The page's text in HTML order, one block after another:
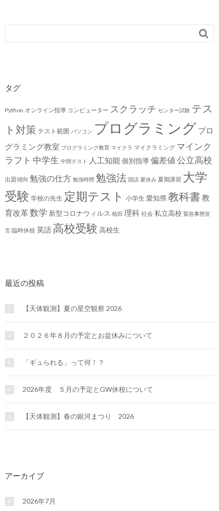

タグ
Python オンライン指導 コンピューター スクラッチ センター試験 テス
ト対策 テスト範囲 パソコン プログラミング プロ
グラミング教室 プログラミング教育 マイクラ マイクラミング マインク
ラフト 中学生 中間テスト 人工知能個別指導偏差値 公立高校
出題傾向 勉強の仕方 勉強時間 勉強法 国語 夏休み 夏期講習 大学
受験 学校の先生 定期テスト 小学生 愛知県 教科書 教
育改革数学 新型コロナウィルス 植田 理科 社会 私立高校 緊急事態宣
言 臨時休校 英語 高校受験 高校生
最近の投稿
【天体観測】夏の星空観察 2026
２０２６年８月の予定とお盆休みについて
「ギュられる」って何！？
2026年度 ５月の予定とGW休校について
【天体観測】春の銀河まつり 2026
アーカイブ
2026年7月